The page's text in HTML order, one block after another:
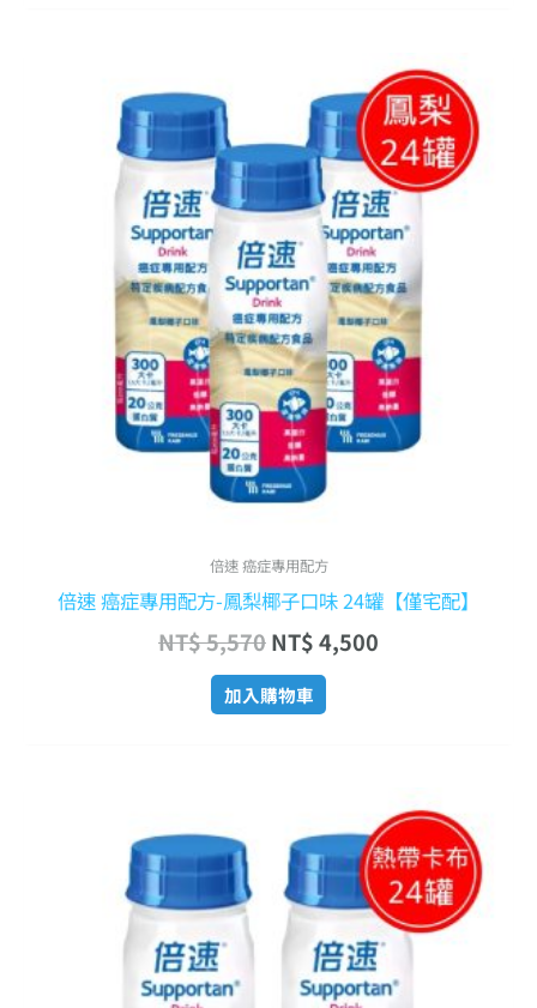
倍速 癌症專用配方
倍速 癌症專用配方-鳳梨椰子口味 24罐【僅宅配】
NT$5,570
格：
NT$ 5,570。
NT$4,500
目
前
價
格：
NT$ 4,500。
加入購物車
價
格：
NT$ 5,570。
前
價
格：
NT$ 4,500。